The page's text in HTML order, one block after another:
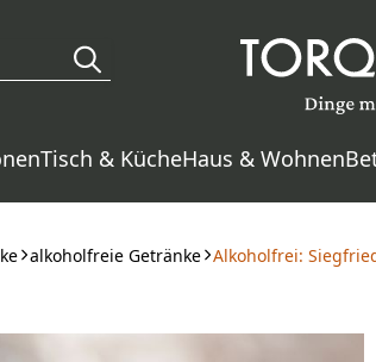
Tisch & KücheHaus & Wohnen
alkoholfreie Getränke Alkoholfrei: